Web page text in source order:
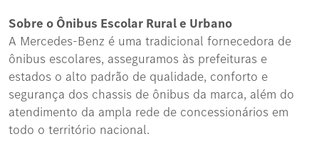
Sobre o Ônibus Escolar Rural e Urbano
A Mercedes-Benz é uma tradicional fornecedora de
ônibus escolares, asseguramos às prefeituras e
estados o alto padrão de qualidade, conforto e
segurança dos chassis de ônibus da marca, além do
atendimento da ampla rede de concessionários em
todo o território nacional.